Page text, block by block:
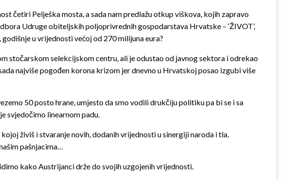
četiri Pelješka mosta, a sada nam predlažu otkup viškova, kojih zapravo
Udruge obiteljskih poljoprivrednih gospodarstava Hrvatske – ‘ŽIVOT’,
u vrijednosti većoj od 270 milijuna eura?
stočarskom selekcijskom centru, ali je odustao od javnog sektora i odrekao
najviše pogođen korona krizom jer dnevno u Hrvatskoj posao izgubi više
50 posto hrane, umjesto da smo vodili drukčiju politiku pa bi se i sa
svjedočimo linearnom padu.
živiš i stvaranje novih, dodanih vrijednosti u sinergiji naroda i tla.
pašnjacima…
kako Austrijanci drže do svojih uzgojenih vrijednosti.